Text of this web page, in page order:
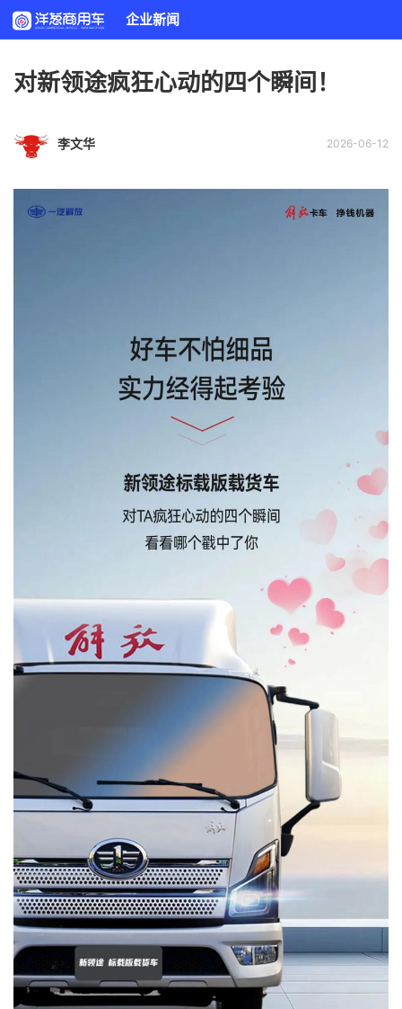
企业新闻
对新领途疯狂心动的四个瞬间！
2026-06-12
李文华